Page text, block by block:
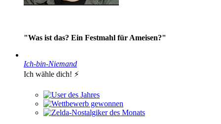
"Was ist das? Ein Festmahl für Ameisen?"
Ich-bin-Niemand
Ich wähle dich! ⚡️